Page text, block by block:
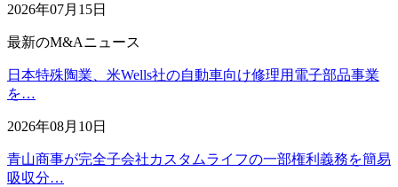
2026年07月15日
最新のM&Aニュース
日本特殊陶業、米Wells社の自動車向け修理用電子部品事業
を…
2026年08月10日
青山商事が完全子会社カスタムライフの一部権利義務を簡易
吸収分…